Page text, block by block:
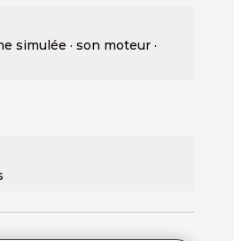
simulée · son moteur ·